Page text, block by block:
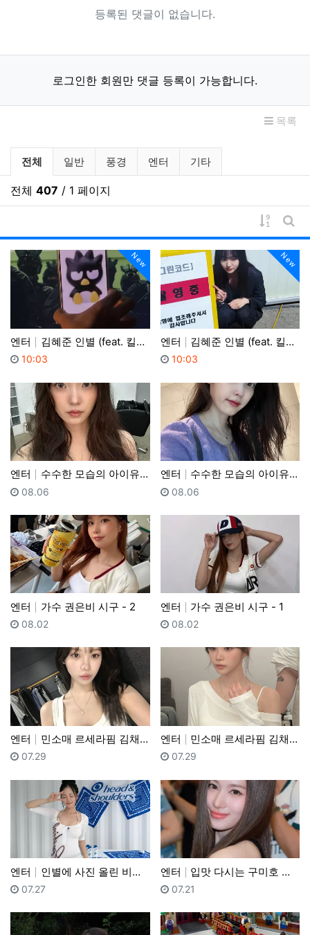
등록된 댓글이 없습니다.
로그인한 회원만 댓글 등록이 가능합니다.
목록
갤러리 분류 목록
전체 일반 풍경 엔터 기타
전체 407 / 1 페이지
게시물
게
New
엔터 김혜준 인별 (feat. 킬러들의쇼핑몰) - 2
등록일
10:03
New
엔터 김혜준 인별 (feat. 킬러들의쇼핑몰) - 1
등록일
10:03
엔터 수수한 모습의 아이유 - 2
등록일
08.06
엔터 수수한 모습의 아이유 - 1
등록일
08.06
엔터 가수 권은비 시구 - 2
등록일
08.02
엔터 가수 권은비 시구 - 1
등록일
08.02
엔터 민소매 르세라핌 김채원 - 2
등록일
07.29
엔터 민소매 르세라핌 김채원 - 1
등록일
07.29
엔터 인별에 사진 올린 비비 (feat. 봉식이)
등록일
07.27
엔터 입맛 다시는 구미호 트와이스 사나
등록일
07.21